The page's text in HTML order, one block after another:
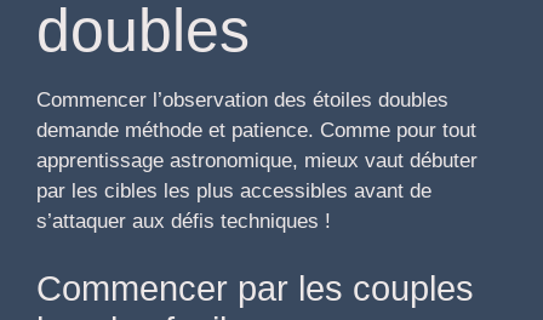
doubles
Commencer l’observation des étoiles doubles
demande méthode et patience. Comme pour tout
apprentissage astronomique, mieux vaut débuter
par les cibles les plus accessibles avant de
s’attaquer aux défis techniques !
Commencer par les couples